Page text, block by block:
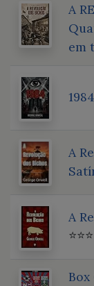
A
em
1984
A
A